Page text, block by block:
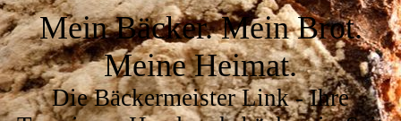
Mein Bäcker. Mein Brot.
Meine Heimat.
Die Bäckermeister Link - Ihre